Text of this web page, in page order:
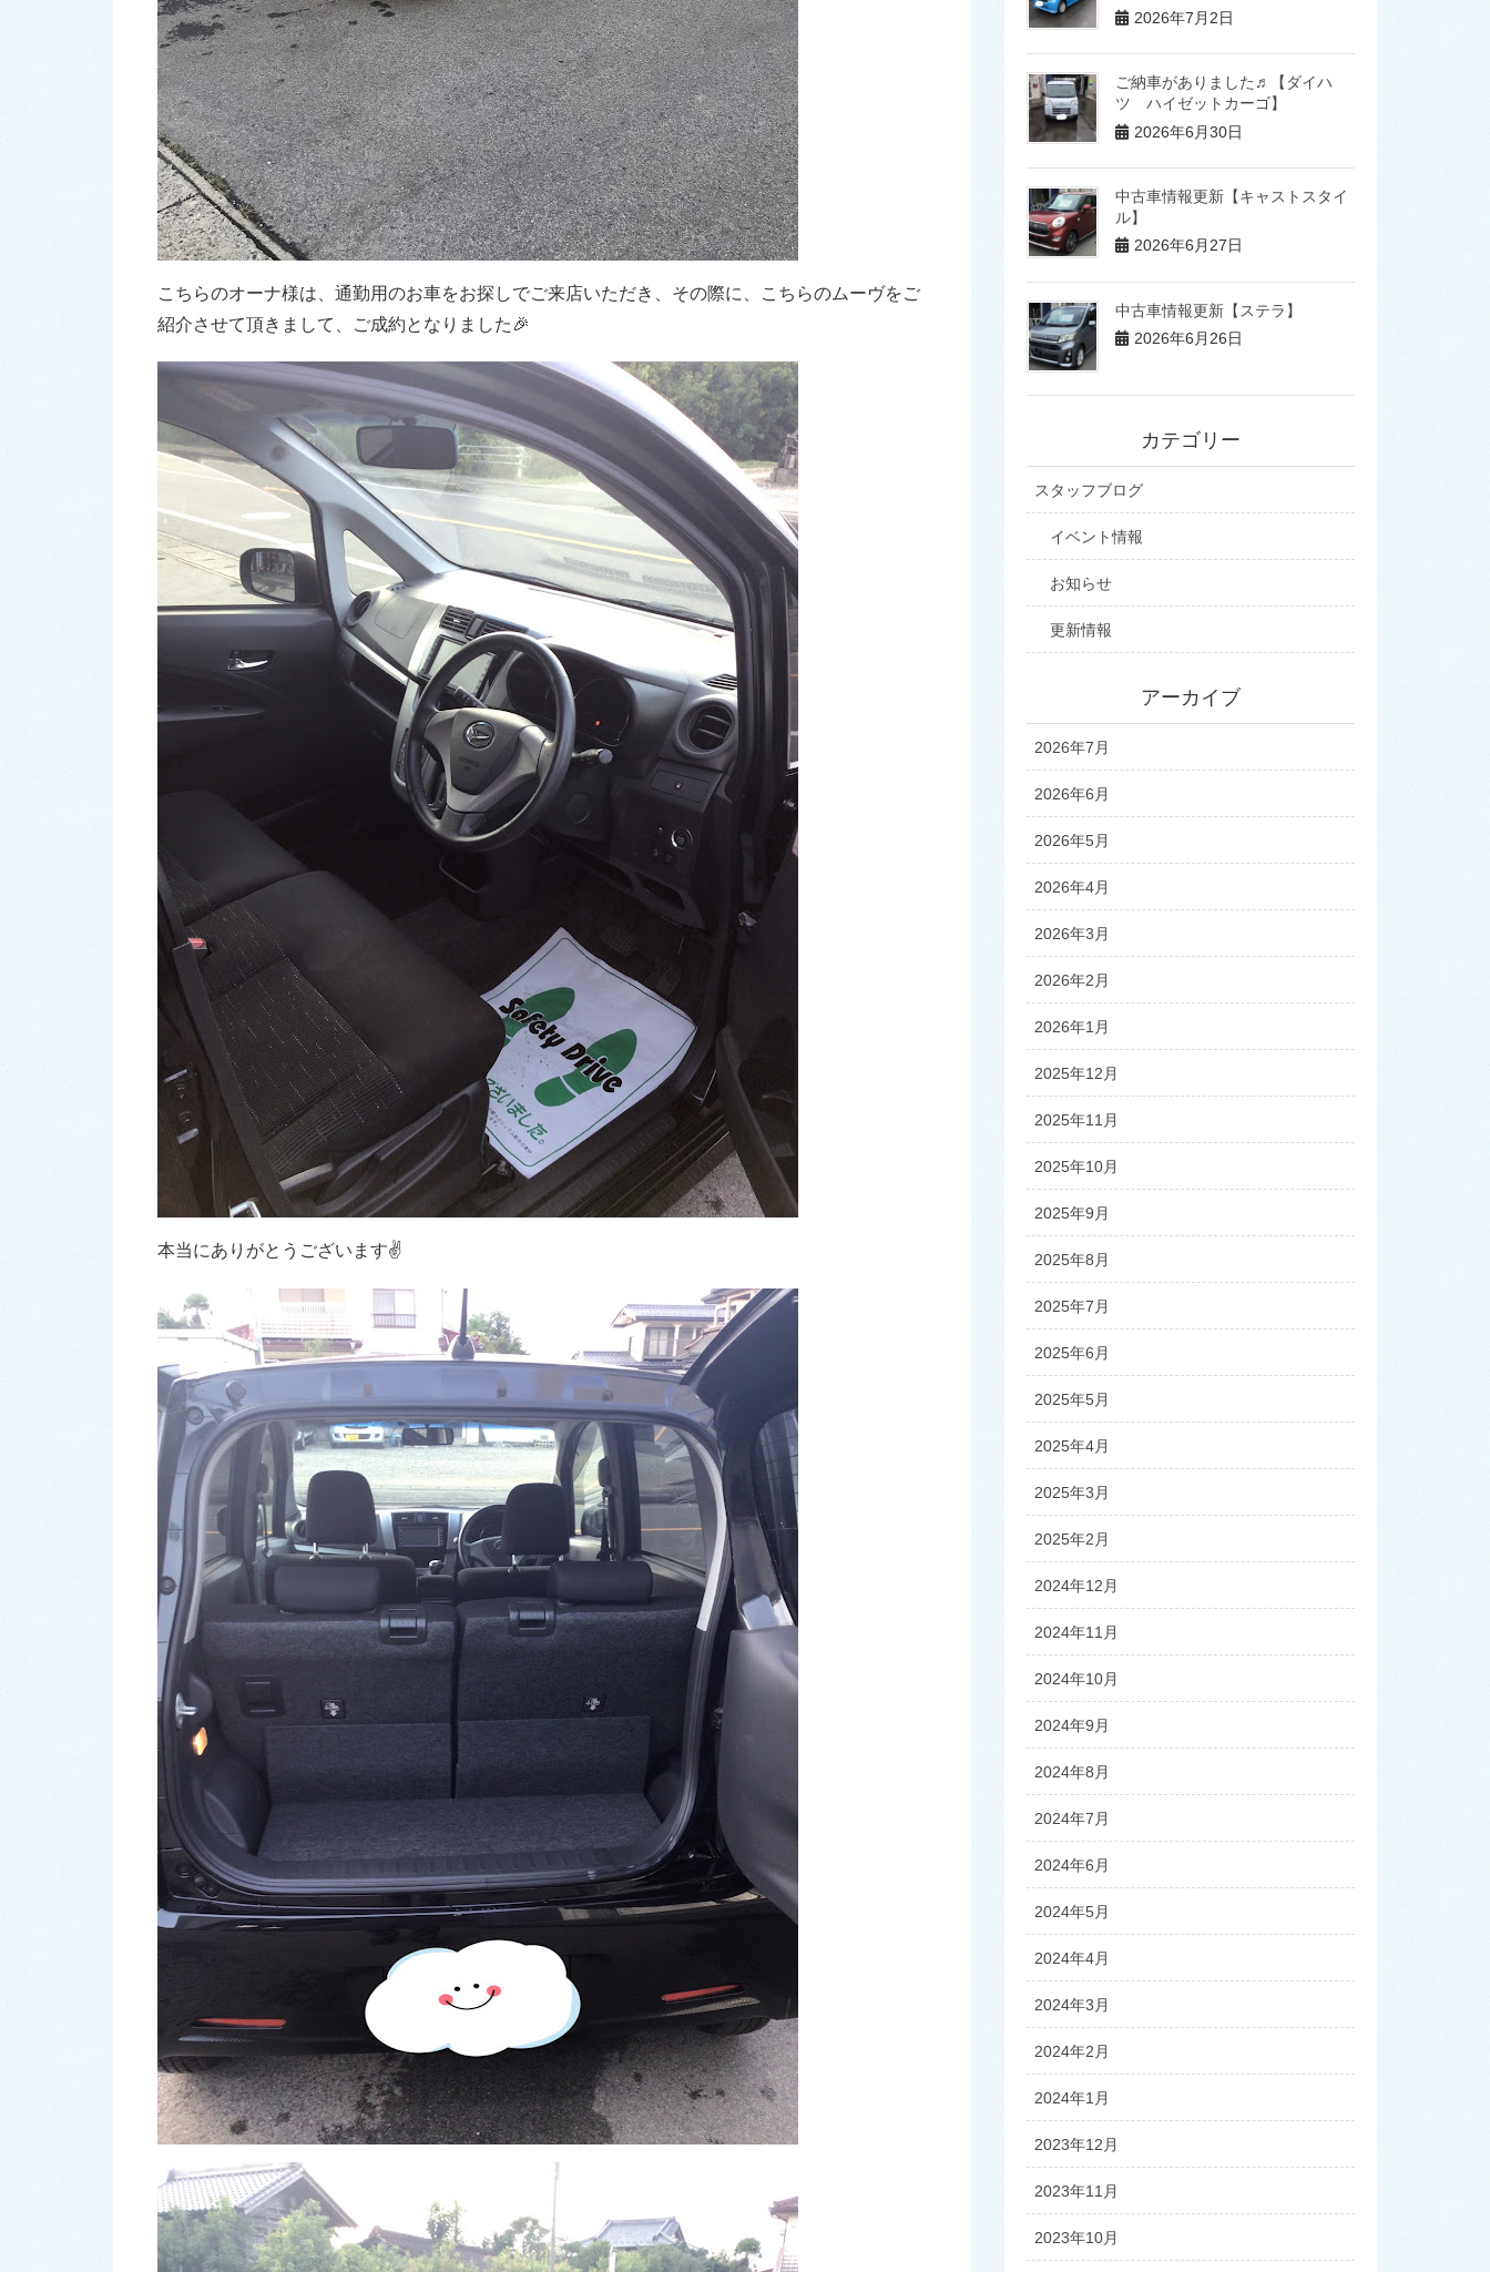
こちらのオーナ様は、通勤用のお車をお探しでご来店いただき、その際に、こちらのムーヴをご
紹介させて頂きまして、ご成約となりました🎉
本当にありがとうございます✌️
2026年7月2日
ご納車がありました♬【ダイハ
ツ ハイゼットカーゴ】
2026年6月30日
中古車情報更新【キャストスタイ
ル】
2026年6月27日
中古車情報更新【ステラ】
2026年6月26日
カテゴリー
スタッフブログ
イベント情報
お知らせ
更新情報
アーカイブ
2026年7月
2026年6月
2026年5月
2026年4月
2026年3月
2026年2月
2026年1月
2025年12月
2025年11月
2025年10月
2025年9月
2025年8月
2025年7月
2025年6月
2025年5月
2025年4月
2025年3月
2025年2月
2024年12月
2024年11月
2024年10月
2024年9月
2024年8月
2024年7月
2024年6月
2024年5月
2024年4月
2024年3月
2024年2月
2024年1月
2023年12月
2023年11月
2023年10月